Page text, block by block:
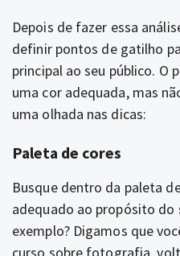
Depois de fazer essa
definir pontos de gatilho
principal ao seu público. O
uma cor adequada, mas
uma olhada nas dicas:
Paleta de cores
Busque dentro da paleta
adequado ao propósito do
exemplo? Digamos que
curso sobre fotografia,